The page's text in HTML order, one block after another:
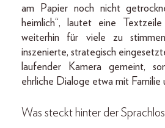
am Papier noch nicht
heimlich“, lautet eine
weiterhin für viele zu
inszenierte, strategisch
laufender Kamera gemeint,
ehrliche Dialoge etwa mit Familie
Was steckt hinter der